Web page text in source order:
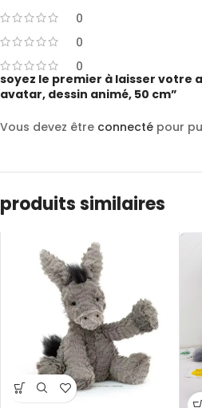
0
0
0
soyez le premier à laisser votre
avatar, dessin animé, 50 cm”
Vous devez être connecté pour
produits similaires